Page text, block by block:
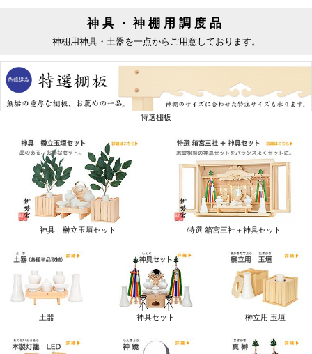
神具・神棚用調度品
神棚用神具・土器を一点からご用意しております。
特選棚板
神具 榊立玉垣セット 特選 箱宮三社＋神具セット
土器 神具セット 榊立用 玉垣